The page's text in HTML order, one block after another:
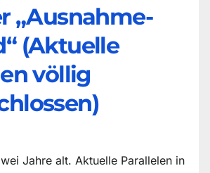
„Ausnahme-
(Aktuelle
völlig
Jahre alt. Aktuelle Parallelen in